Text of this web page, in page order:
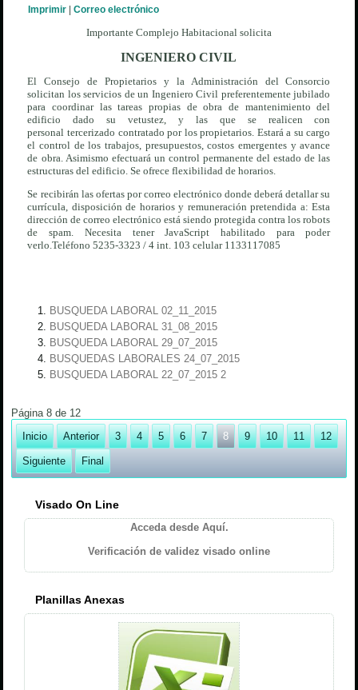
Imprimir |Correo electrónico
Importante Complejo Habitacional solicita
INGENIERO CIVIL
El Consejo de Propietarios y la Administración del Consorcio
solicitan los servicios de un Ingeniero Civil preferentemente jubilado
para coordinar las tareas propias de obra de mantenimiento del
edificio dado su vetustez, y las que se realicen con
personal tercerizado contratado por los propietarios. Estará a su cargo
el control de los trabajos, presupuestos, costos emergentes y avance
de obra. Asimismo efectuará un control permanente del estado de las
estructuras del edificio. Se ofrece flexibilidad de horarios.
Se recibirán las ofertas por correo electrónico donde deberá detallar su
currícula, disposición de horarios y remuneración pretendida a:Esta
dirección de correo electrónico está siendo protegida contra los robots
de spam. Necesita tener JavaScript habilitado para poder
verlo.Teléfono 5235-3323 / 4 int. 103 celular 1133117085
BUSQUEDA LABORAL 02_11_2015
BUSQUEDA LABORAL 31_08_2015
BUSQUEDA LABORAL 29_07_2015
BUSQUEDAS LABORALES 24_07_2015
BUSQUEDA LABORAL 22_07_2015 2
Página 8 de 12
Inicio
Anterior 3 4 5 6 7 8 9 10 11 12
Siguiente Final
Visado On Line
Acceda desde Aquí.
Verificación de validez visado online
Planillas Anexas